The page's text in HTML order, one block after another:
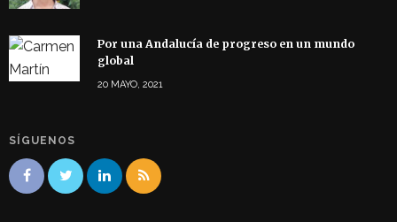
Por una Andalucía de progreso en un mundo
global
20 MAYO, 2021
SÍGUENOS